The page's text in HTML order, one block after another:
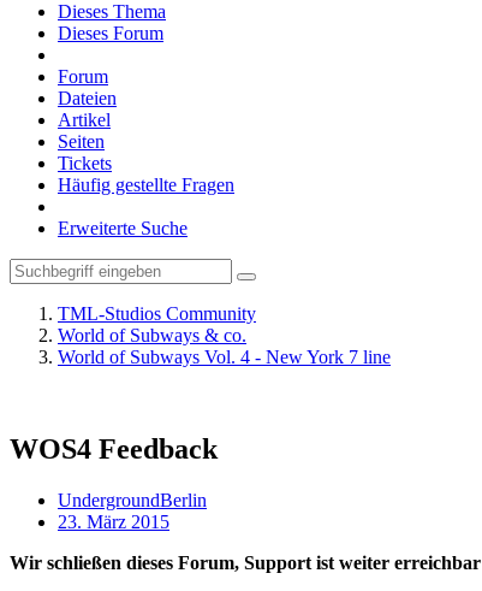
Dieses Thema
Dieses Forum
Forum
Dateien
Artikel
Seiten
Tickets
Häufig gestellte Fragen
Erweiterte Suche
TML-Studios Community
World of Subways & co.
World of Subways Vol. 4 - New York 7 line
WOS4 Feedback
UndergroundBerlin
23. März 2015
Wir schließen dieses Forum, Support ist weiter erreichbar